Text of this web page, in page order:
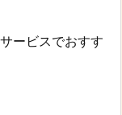
ービスでおすす